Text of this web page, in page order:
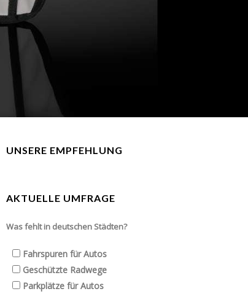
UNSERE EMPFEHLUNG
AKTUELLE UMFRAGE
Was fehlt in deutschen Städten?
Fahrspuren für Autos
Geschützte Radwege
Parkplätze für Autos